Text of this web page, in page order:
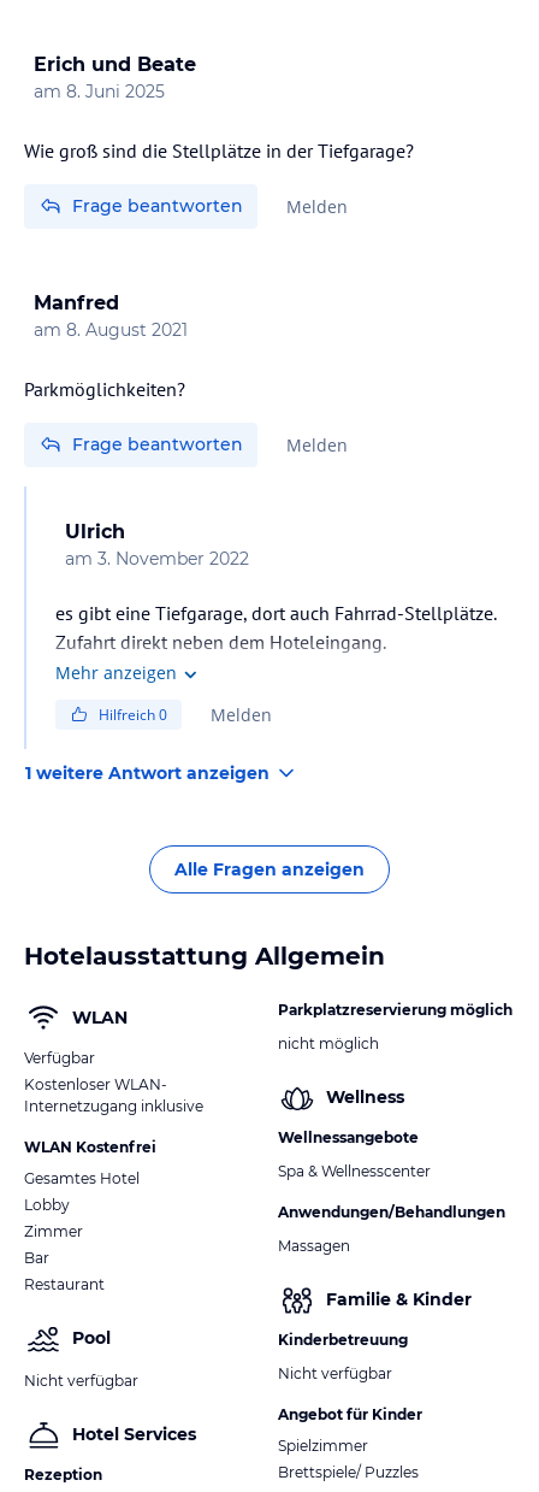
Erich und Beate
am 8. Juni 2025
Wie groß sind die Stellplätze in der Tiefgarage?
Frage beantworten Melden
Manfred
am 8. August 2021
Parkmöglichkeiten?
Frage beantworten Melden
Ulrich
am 3. November 2022
es gibt eine Tiefgarage, dort auch Fahrrad-Stellplätze.
Zufahrt direkt neben dem Hoteleingang.
Mehr anzeigen
Hilfreich0 Melden
1 weitere Antwort anzeigen
Alle Fragen anzeigen
Hotelausstattung Allgemein
WLAN
Verfügbar
Kostenloser WLAN-
Internetzugang inklusive
WLAN Kostenfrei
Gesamtes Hotel
Lobby
Zimmer
Bar
Restaurant
Pool
Nicht verfügbar
Hotel Services
Rezeption
Parkplatzreservierung möglich
nicht möglich
Wellness
Wellnessangebote
Spa & Wellnesscenter
Anwendungen/Behandlungen
Massagen
Familie & Kinder
Kinderbetreuung
Nicht verfügbar
Angebot für Kinder
Spielzimmer
Brettspiele/ Puzzles